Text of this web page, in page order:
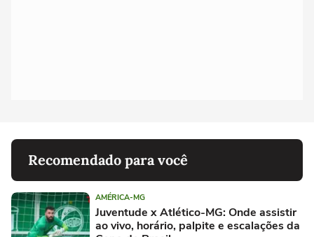
Recomendado para você
AMÉRICA-MG
Juventude x Atlético-MG: Onde assistir
ao vivo, horário, palpite e escalações da